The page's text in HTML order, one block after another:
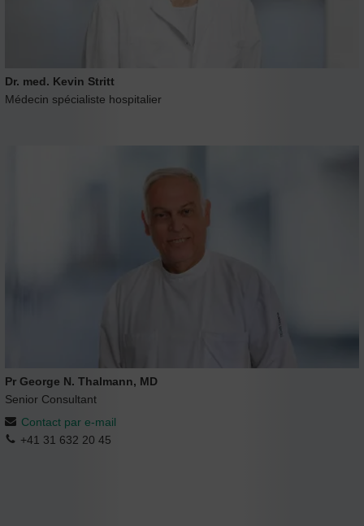
Dr. med. Kevin Stritt
Médecin spécialiste hospitalier
Pr George N. Thalmann, MD
Senior Consultant
Contact par e-mail
+41 31 632 20 45